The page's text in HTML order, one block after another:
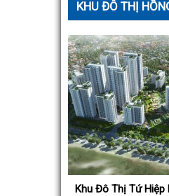
KHU ĐÔ THỊ
Khu Đô Thị Tứ Hiệp